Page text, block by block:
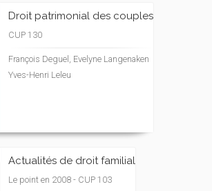
Droit patrimonial des couples
CUP 130
François Deguel, Evelyne Langenaken
Yves-Henri Leleu
Actualités de droit familial
Le point en 2008 - CUP 103